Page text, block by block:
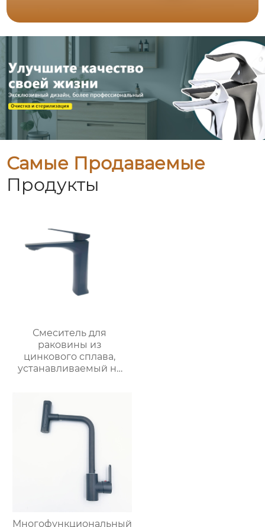
Самые Продаваемые
Продукты
Смеситель для
раковины из
цинкового сплава,
устанавливаемый на
Многофункциональный